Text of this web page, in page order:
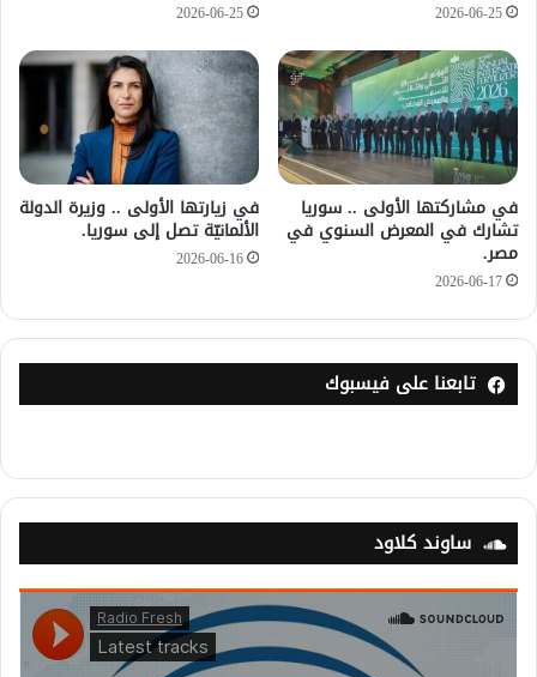
2026-06-25
2026-06-25
في مشاركتها الأولى .. سوريا
تشارك في المعرض السنوي في
مصر.
2026-06-17
في زيارتها الأولى .. وزيرة الدولة
الألمانيّة تصل إلى سوريا.
2026-06-16
تابعنا على فيسبوك
ساوند كلاود